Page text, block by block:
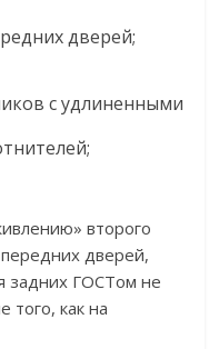
дверей;
с удлиненными
второго
дверей,
задних ГОСТом не
того, как на